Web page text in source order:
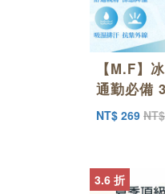
【M.F】
通勤必備
NT$ 269
3.6 折